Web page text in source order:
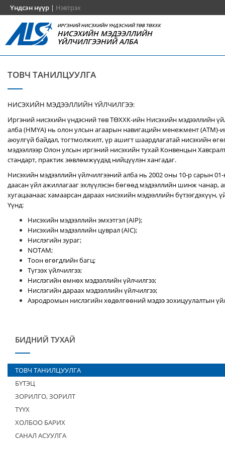
Үндсэн нүүр | Нэвтрэх
ИРГЭНИЙ НИСЭХИЙН ҮНДЭСНИЙ ТӨВ ТӨХХК
НИСЭХИЙН МЭДЭЭЛЛИЙН
ҮЙЛЧИЛГЭЭНИЙ АЛБА
ТОВЧ ТАНИЛЦУУЛГА
НИСЭХИЙН МЭДЭЭЛЛИЙН ҮЙЛЧИЛГЭЭ:
Иргэний нисэхийн үндэсний төв ТӨХХК-ийн Нисэхийн мэдээллийн
алба (НМҮА) нь олон улсын агаарын навигацийн менежмент (ATM)-
аюулгүй байдал, тогтмолжилт, үр ашигт шаардлагатай нисэхийн
мэдээллээр Олон улсын иргэний нисэхийн тухай Конвенцын
стандарт, практик зөвлөмжүүдэд нийцүүлэн хангадаг.
Нисэхийн мэдээллийн үйлчилгээний алба нь 2002 оны 10-р сарын
даасан үйл ажиллагааг эхлүүлэсэн бөгөөд мэдээллийн шинж чанар,
хугацаанаас хамаарсан дараах нисэхийн мэдээллийн бүтээгдэхүүн,
Үүнд:
Нисэхийн мэдээллийн эмхэтгэл (AIP);
Нисэхийн мэдээллийн цуврал (AIC);
Нислэгийн зураг;
NOTAM;
Тоон өгөгдлийн багц;
Түгээх үйлчилгээ;
Нислэгийн өмнөх мэдээллийн үйлчилгээ;
Нислэгийн дараах мэдээллийн үйлчилгээ;
Аэродромын нислэгийн хөдөлгөөний мэдээ зохицуулалтын
БИДНИЙ ТУХАЙ
ТОВЧ ТАНИЛЦУУЛГА
БҮТЭЦ
ЗОРИЛГО, ЗОРИЛТ
ТҮҮХ
ХОЛБОО БАРИХ
САНАЛ АСУУЛГА